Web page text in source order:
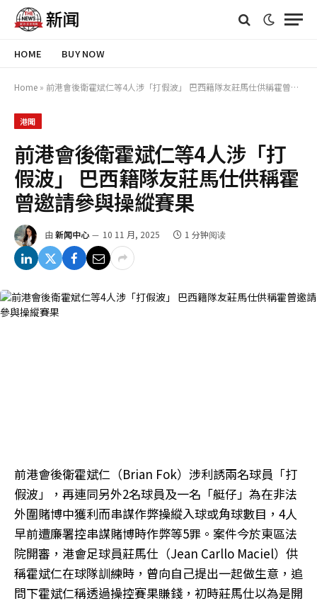
HOME BUY NOW
Home » 前港會後衛霍斌仁等4人涉「打假波」 巴西籍隊友莊馬仕供稱霍曾邀請參與操縱賽果
港聞
前港會後衛霍斌仁等4人涉「打
假波」 巴西籍隊友莊馬仕供稱霍
曾邀請參與操縱賽果
由 新闻中心 10 11 月, 2025 1 分钟阅读
前港會後衛霍斌仁（Brian Fok）涉利誘兩名球員「打
假波」，再連同另外2名球員及一名「艇仔」為在非法
外圍賭博中獲利而串謀作弊操縱入球或角球數目，4人
早前遭廉署控串謀賭博時作弊等5罪。案件今於東區法
院開審，港會足球員莊馬仕（Jean Carllo Maciel）供
稱霍斌仁在球隊訓練時，曾向自己提出一起做生意，追
問下霍斌仁稱透過操控賽果賺錢，初時莊馬仕以為是開